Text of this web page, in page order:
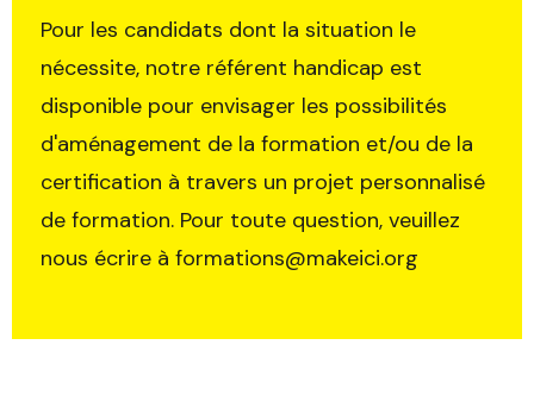
Pour les candidats dont la situation le
nécessite, notre référent handicap est
disponible pour envisager les possibilités
d'aménagement de la formation et/ou de la
certification à travers un projet personnalisé
de formation. Pour toute question, veuillez
nous écrire à formations@makeici.org
Sélectionnez une manufacture